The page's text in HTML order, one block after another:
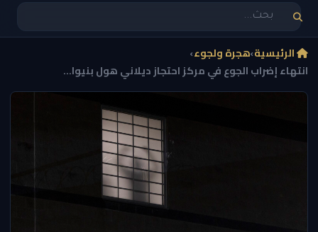
الرئيسية›هجرة ولجوء›
انتهاء إضراب الجوع في مركز احتجاز ديلاني هول بنيوا...